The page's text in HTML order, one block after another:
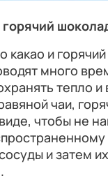
какао и
много
тепло
чаи,
чтобы не
и затем